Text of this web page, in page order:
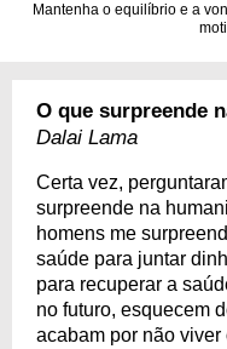
Mantenha o equilíbrio e a
O que surpreende
Dalai Lama
Certa vez,
surpreende na
homens me
saúde para juntar
para recuperar a
no futuro, esquecem
acabam por não